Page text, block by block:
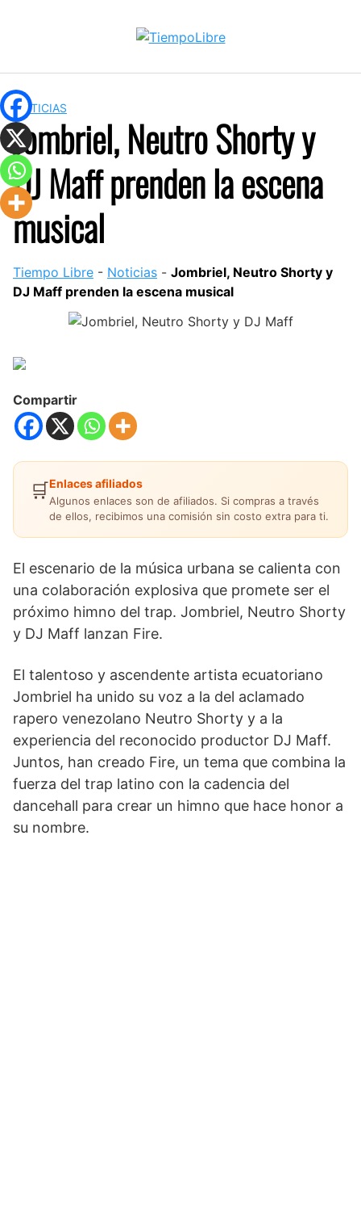
NOTICIAS
Jombriel, Neutro Shorty y
DJ Maff prenden la escena
musical
Tiempo Libre - Noticias - Jombriel, Neutro Shorty y
DJ Maff prenden la escena musical
Compartir
🛒Enlaces afiliados
Algunos enlaces son de afiliados. Si compras a través
de ellos, recibimos una comisión sin costo extra para ti.
El escenario de la música urbana se calienta con
una colaboración explosiva que promete ser el
próximo himno del trap. Jombriel, Neutro Shorty
y DJ Maff lanzan Fire.
El talentoso y ascendente artista ecuatoriano
Jombriel ha unido su voz a la del aclamado
rapero venezolano Neutro Shorty y a la
experiencia del reconocido productor DJ Maff.
Juntos, han creado Fire, un tema que combina la
fuerza del trap latino con la cadencia del
dancehall para crear un himno que hace honor a
su nombre.